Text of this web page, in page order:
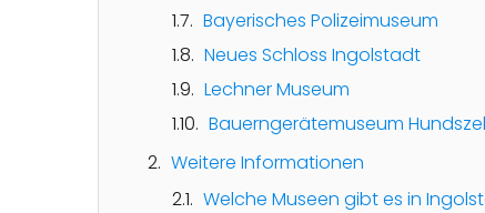
Bayerisches Polizeimuseum
Neues Schloss Ingolstadt
Lechner Museum
Bauerngerätemuseum
Weitere Informationen
Welche Museen gibt es in